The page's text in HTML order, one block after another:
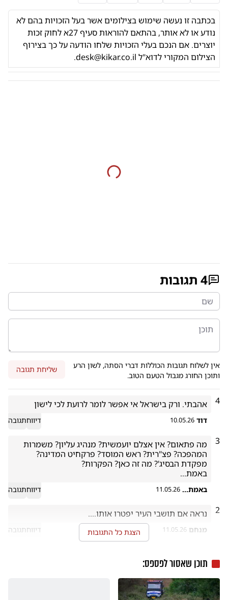
בכתבה זו נעשה שימוש בצילומים אשר בעל הזכויות בהם לא
נודע או לא אותר, בהתאם להוראות
סעיף 27א לחוק זכות
יוצרים. אם הנכם בעלי הזכויות שלחו הודעה על כך בצירוף
הצילום המקורי לדוא"ל desk@kikar.co.il
.
4 תגובות
אין לשלוח תגובות הכוללות דברי הסתה, לשון הרע
ותוכן החורג מגבול הטעם הטוב.
שליחת תגובה
4 אהבתי. ורק בישראל אי אפשר לומר לרועת לכי לישון
דוד 10.05.26 דיווחתגובה
3
באמת...
באמת... 11.05.26 דיווחתגובה
2 נראה אם תושבי העיר יפטרו אותו....
מנחם 11.05.26 דיווחתגובה הצגת כל התגובות
תוכן שאסור לפספס: